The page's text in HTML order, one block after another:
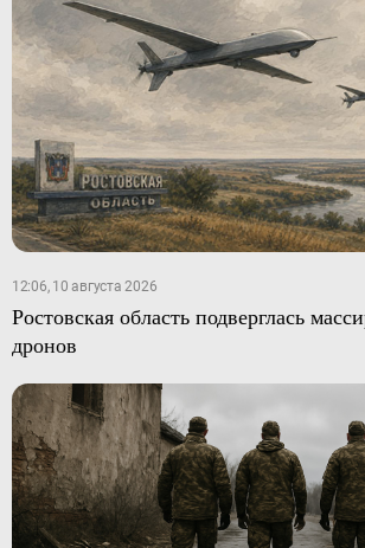
12:06, 10 августа 2026
Ростовская область подверглась
дронов